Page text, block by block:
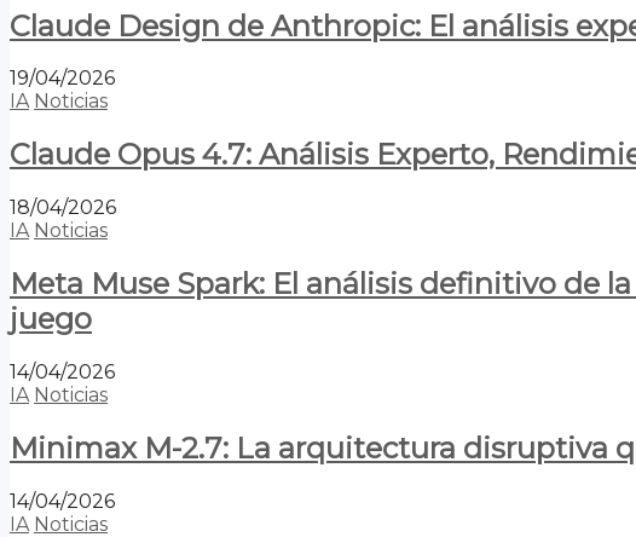
Claude Design de Anthropic: El análisis
19/04/2026
IA Noticias
Claude Opus 4.7: Análisis Experto,
18/04/2026
IA Noticias
Meta Muse Spark: El análisis definitivo de
juego
14/04/2026
IA Noticias
Minimax M-2.7: La arquitectura disruptiva
14/04/2026
IA Noticias